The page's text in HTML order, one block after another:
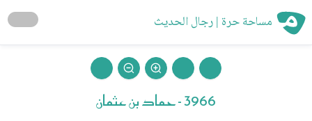
مساحة حرة | رجال الحديث
3966 - حماد بن عثمان